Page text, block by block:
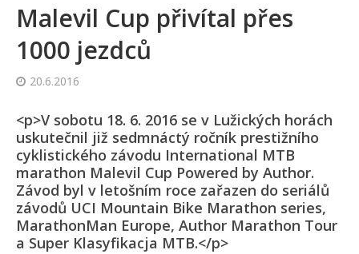
Malevil Cup přivítal přes
1000 jezdců
20.6.2016
<p>V sobotu 18. 6. 2016 se v Lužických horách
uskutečnil již sedmnáctý ročník prestižního
cyklistického závodu International MTB
marathon Malevil Cup Powered by Author.
Závod byl v letošním roce zařazen do seriálů
závodů UCI Mountain Bike Marathon series,
MarathonMan Europe, Author Marathon Tour
a Super Klasyfikacja MTB.</p>